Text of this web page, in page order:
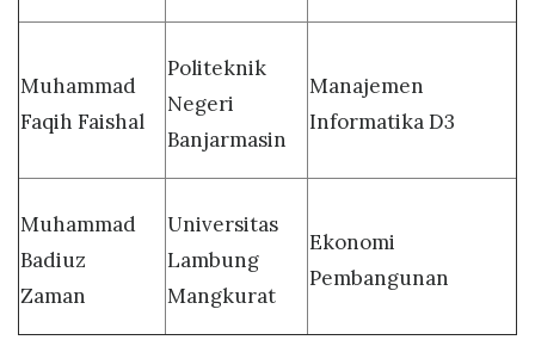
Muhammad
Faqih Faishal
Politeknik
Negeri
Banjarmasin
Manajemen
Informatika D3
Muhammad
Badiuz
Zaman
Universitas
Lambung
Mangkurat
Ekonomi
Pembangunan